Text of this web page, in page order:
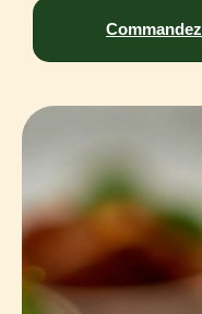
Commandez